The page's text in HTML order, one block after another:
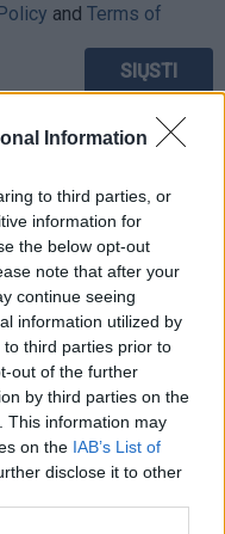
Information
to third parties, or
information for
the below opt-out
note that after your
continue seeing
information utilized by
third parties prior to
out of the further
by third parties on the
This information may
on the IAB’s List of
disclose it to other
and Terms of